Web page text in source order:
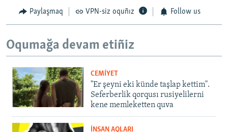
Paylaşmaq VPN-siz oquñız Follow us
Oqumağa devam etiñiz
CEMİYET
"Er şeyni eki künde taşlap kettim".
Seferberlik qorqusı rusiyelilerni
kene memleketten quva
İNSAN AQLARI